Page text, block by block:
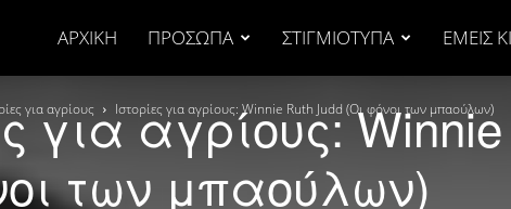
ΑΡΧΙΚΉ ΠΡΟΣΩΠΑ ΣΤΙΓΜΙΟΤΥΠΑ ΕΜΕΙΣ
για αγρίους Ιστορίες για αγρίους: Winnie Ruth Judd (Οι φόνοι των μπαούλων)
για αγρίους:
των μπαούλων)